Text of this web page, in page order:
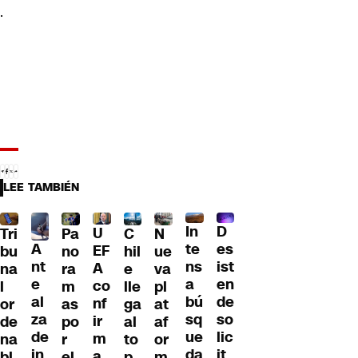
.
LEE TAMBIÉN
Tri
bu
na
l
or
de
na
A
nt
e
al
za
de
Pa
no
ra
m
as
po
r
U
EF
A
co
nf
ir
m
C
hil
e
lle
ga
al
to
N
ue
va
pl
at
af
or
In
te
ns
a
bú
sq
ue
D
es
ist
en
de
so
lic